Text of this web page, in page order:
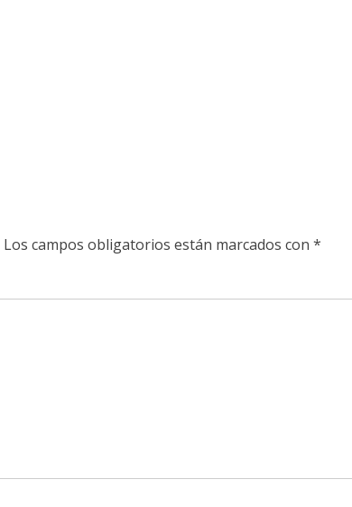
Los campos obligatorios están marcados con *